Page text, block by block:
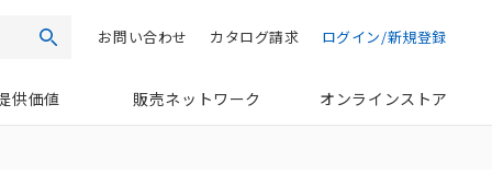
検索 ログイン/新規登録
カタログ請求
お問い合わせ
供価値 販売ネットワーク オンラインストア